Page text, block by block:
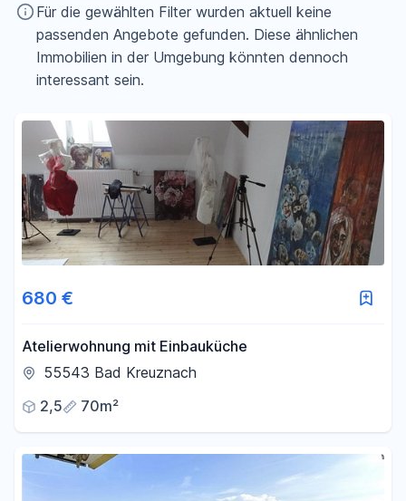
Fläche
m²
Filter für Fläche zurücksetzen
Für die gewählten Filter wurden aktuell keine
passenden Angebote gefunden. Diese ähnlichen
Immobilien in der Umgebung könnten dennoch
interessant sein.
680 €
Atelierwohnung mit Einbauküche
55543 Bad Kreuznach
2,5
70m²